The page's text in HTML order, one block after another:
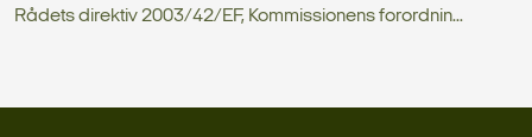
Rådets direktiv 2003/42/EF, Kommissionens forordnin...